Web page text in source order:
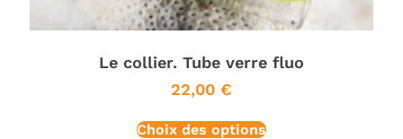
Le collier. Tube verre fluo
22,00 €
Choix des options